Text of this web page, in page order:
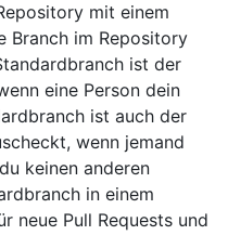
mit einem
Branch im Repository
ist der
eine Person dein
ist auch der
wenn jemand
keinen anderen
in einem
neue Pull Requests und